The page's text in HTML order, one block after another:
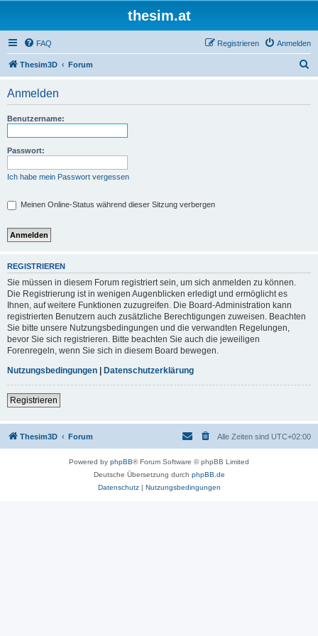
thesim.at
FAQ Anmelden
Registrieren
Thesim3D Forum
Anmelden
Benutzername:
Passwort:
Ich habe mein Passwort vergessen
Meinen Online-Status während dieser Sitzung verbergen
REGISTRIEREN
Sie müssen in diesem Forum registriert sein, um sich anmelden zu können.
Die Registrierung ist in wenigen Augenblicken erledigt und ermöglicht es
Ihnen, auf weitere Funktionen zuzugreifen. Die Board-Administration kann
registrierten Benutzern auch zusätzliche Berechtigungen zuweisen. Beachten
Sie bitte unsere Nutzungsbedingungen und die verwandten Regelungen,
bevor Sie sich registrieren. Bitte beachten Sie auch die jeweiligen
Forenregeln, wenn Sie sich in diesem Board bewegen.
Nutzungsbedingungen
Datenschutzerklärung
Registrieren
Thesim3D Forum Alle Zeiten sind UTC+02:00
Powered by phpBB® Forum Software © phpBB Limited
Deutsche Übersetzung durch phpBB.de
Datenschutz| Nutzungsbedingungen